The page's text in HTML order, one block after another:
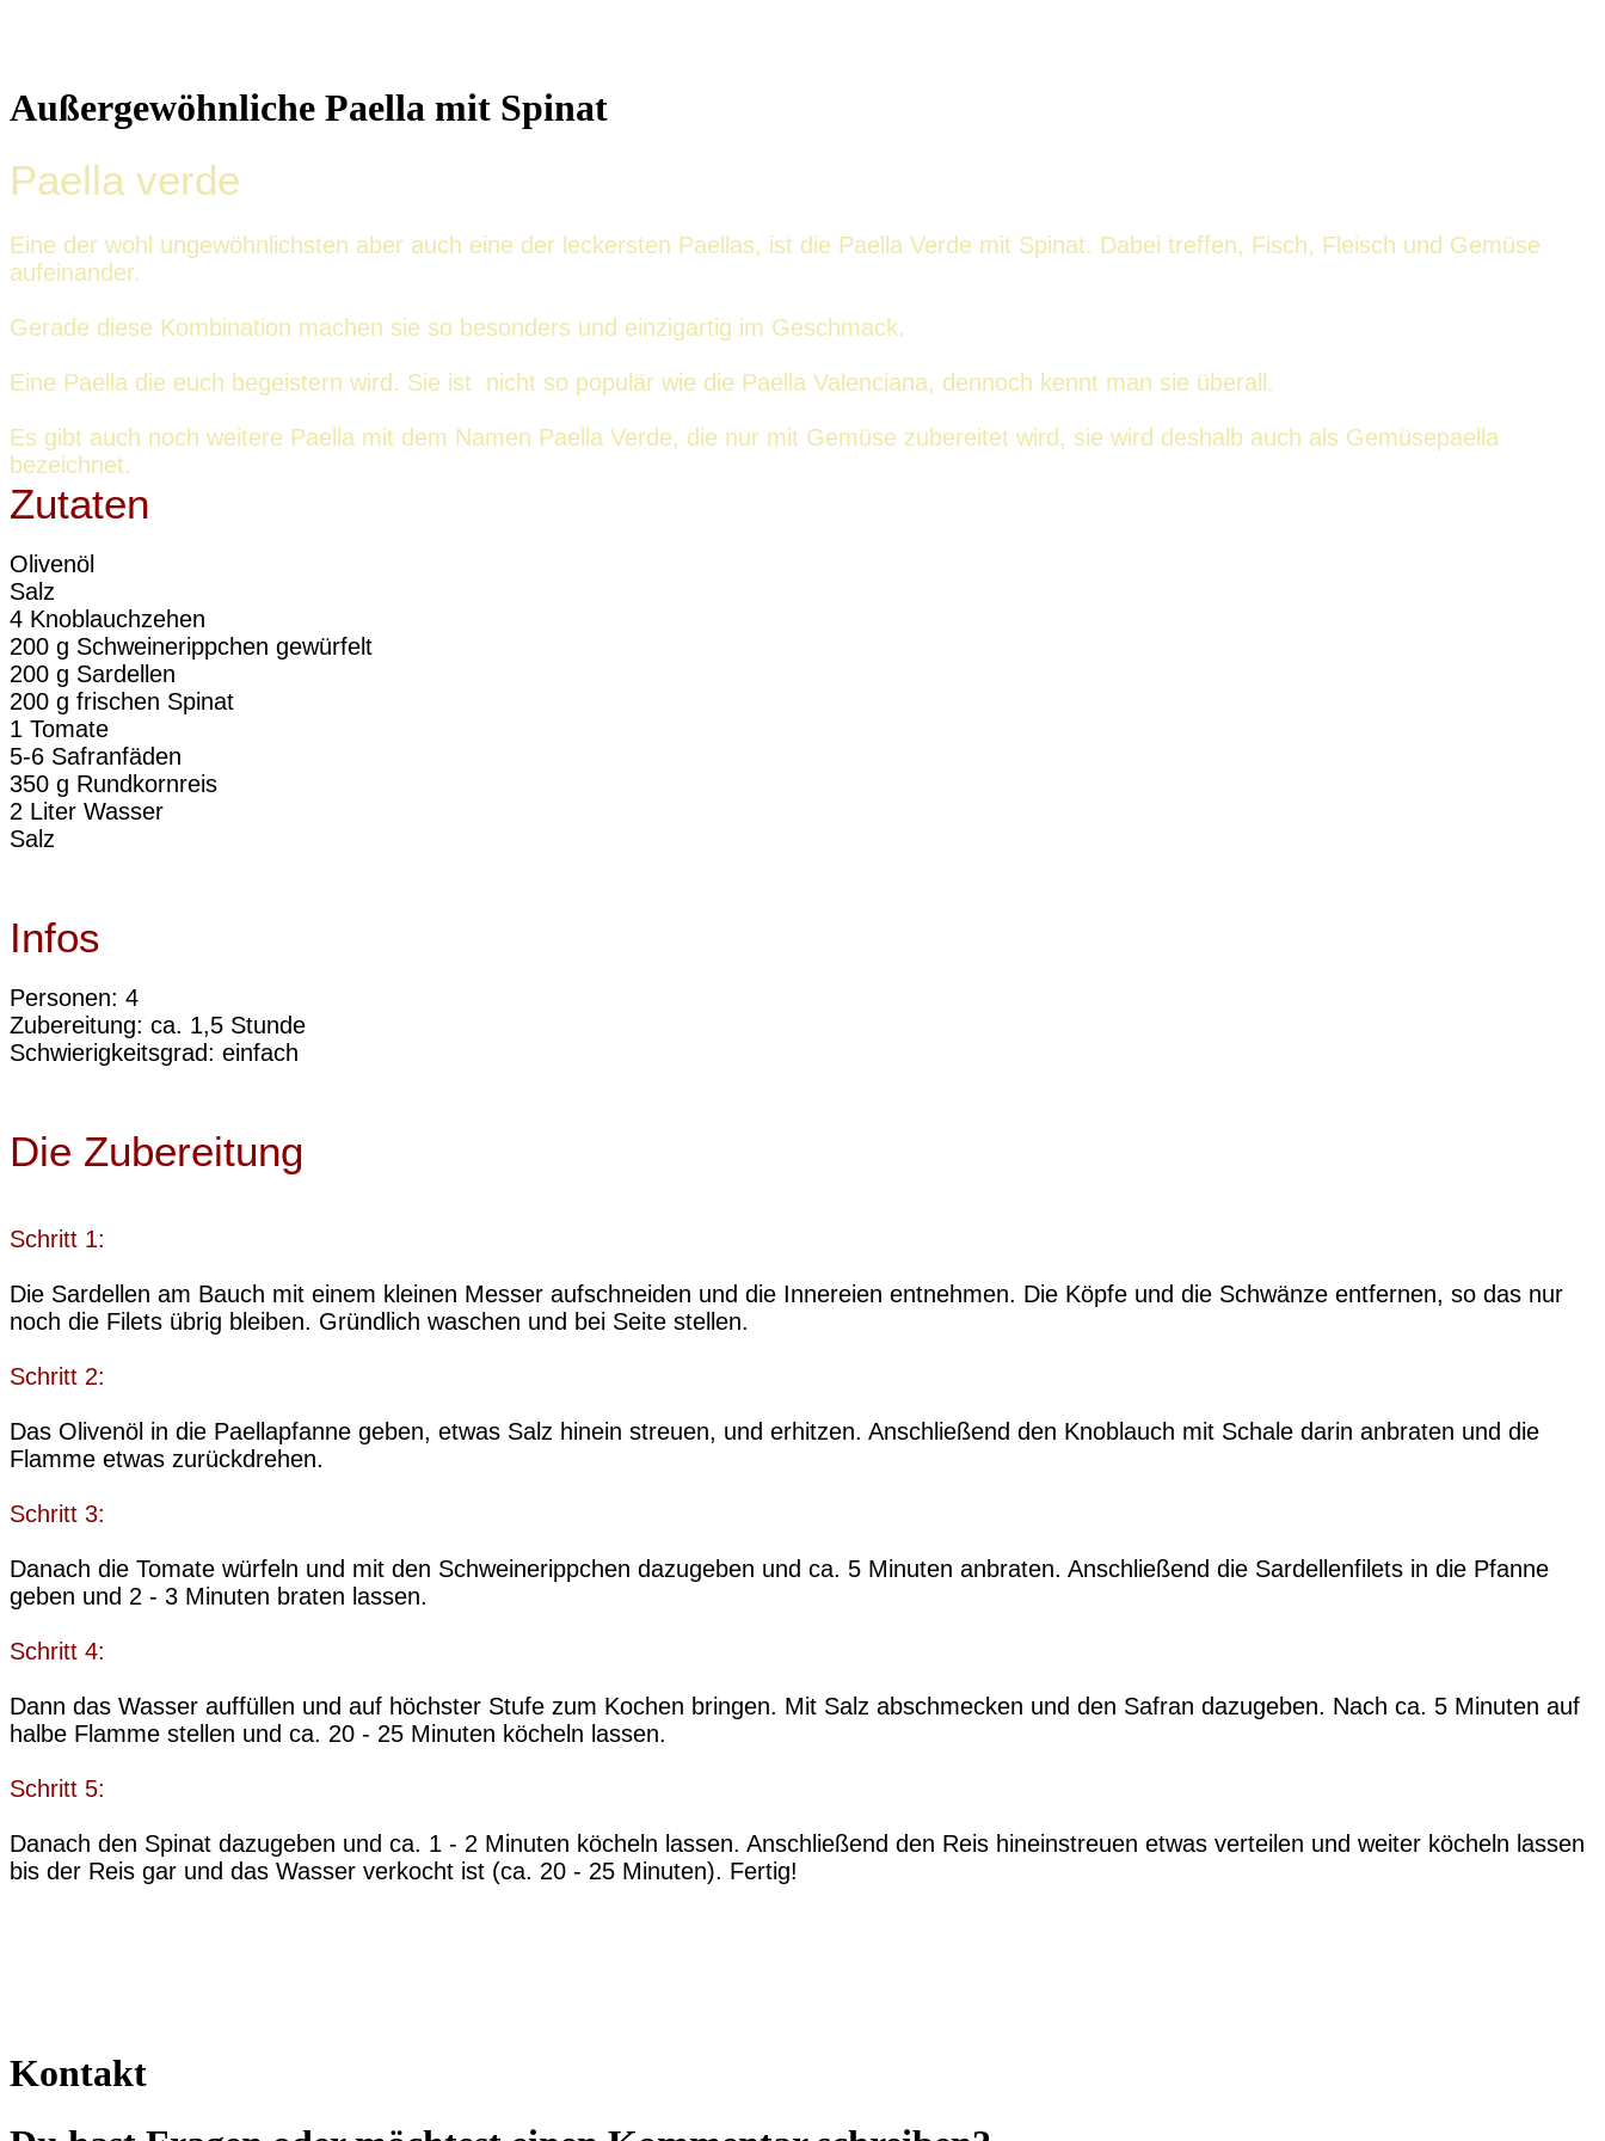
Außergewöhnliche Paella mit Spinat
Paella verde
Eine der wohl ungewöhnlichsten aber auch eine der leckersten Paellas, ist die Paella Verde mit Spinat. Dabei treffen, Fisch, Fleisch und Gemüse
aufeinander.
Gerade diese Kombination machen sie so besonders und einzigartig im Geschmack.
Eine Paella die euch begeistern wird. Sie ist nicht so populär wie die Paella Valenciana, dennoch kennt man sie überall.
Es gibt auch noch weitere Paella mit dem Namen Paella Verde, die nur mit Gemüse zubereitet wird, sie wird deshalb auch als Gemüsepaella
bezeichnet.
Zutaten
Olivenöl
Salz
4 Knoblauchzehen
200 g Schweinerippchen gewürfelt
200 g Sardellen
200 g frischen Spinat
1 Tomate
5-6 Safranfäden
350 g Rundkornreis
2 Liter Wasser
Salz
Infos
Personen: 4
Zubereitung: ca. 1,5 Stunde
Schwierigkeitsgrad: einfach
Die Zubereitung
Schritt 1:
Die Sardellen am Bauch mit einem kleinen Messer aufschneiden und die Innereien entnehmen. Die Köpfe und die Schwänze entfernen, so das nur
noch die Filets übrig bleiben. Gründlich waschen und bei Seite stellen.
Schritt 2:
Das Olivenöl in die Paellapfanne geben, etwas Salz hinein streuen, und erhitzen. Anschließend den Knoblauch mit Schale darin anbraten und die
Flamme etwas zurückdrehen.
Schritt 3:
Danach die Tomate würfeln und mit den Schweinerippchen dazugeben und ca. 5 Minuten anbraten. Anschließend die Sardellenfilets in die Pfanne
geben und 2 - 3 Minuten braten lassen.
Schritt 4:
Dann das Wasser auffüllen und auf höchster Stufe zum Kochen bringen. Mit Salz abschmecken und den Safran dazugeben. Nach ca. 5 Minuten auf
halbe Flamme stellen und ca. 20 - 25 Minuten köcheln lassen.
Schritt 5:
Danach den Spinat dazugeben und ca. 1 - 2 Minuten köcheln lassen. Anschließend den Reis hineinstreuen etwas verteilen und weiter köcheln lassen
bis der Reis gar und das Wasser verkocht ist (ca. 20 - 25 Minuten). Fertig!
Kontakt